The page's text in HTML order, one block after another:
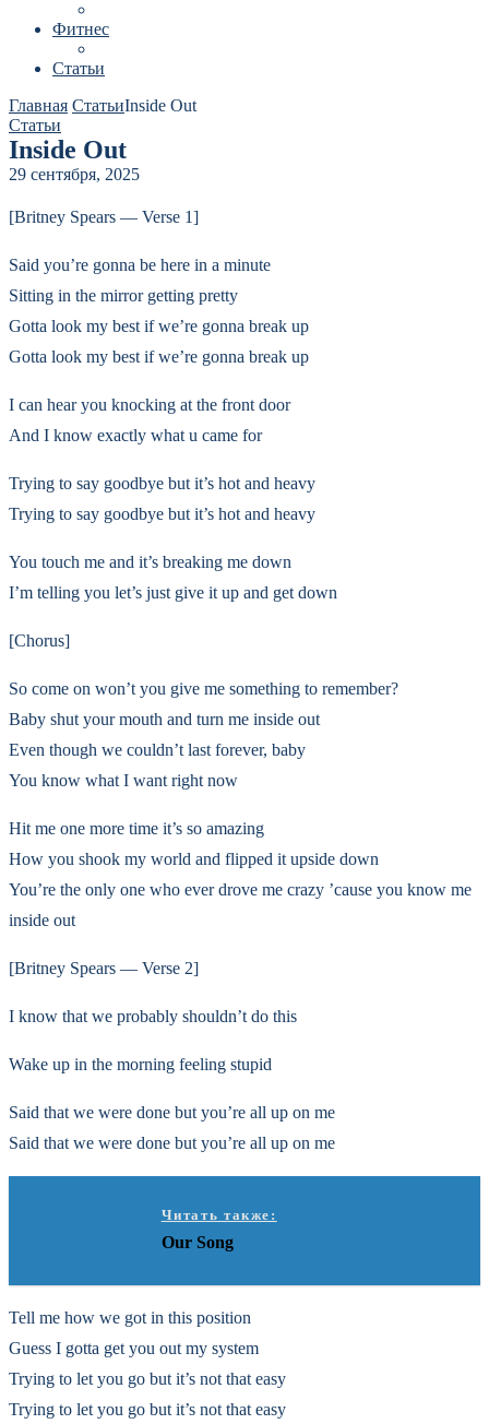
Фитнес
Статьи
Главная СтатьиInside Out
Статьи
Inside Out
29 сентября, 2025
[Britney Spears — Verse 1]
Said you’re gonna be here in a minute
Sitting in the mirror getting pretty
Gotta look my best if we’re gonna break up
Gotta look my best if we’re gonna break up
I can hear you knocking at the front door
And I know exactly what u came for
Trying to say goodbye but it’s hot and heavy
Trying to say goodbye but it’s hot and heavy
You touch me and it’s breaking me down
I’m telling you let’s just give it up and get down
[Chorus]
So come on won’t you give me something to remember?
Baby shut your mouth and turn me inside out
Even though we couldn’t last forever, baby
You know what I want right now
Hit me one more time it’s so amazing
How you shook my world and flipped it upside down
You’re the only one who ever drove me crazy ’cause you know me
inside out
[Britney Spears — Verse 2]
I know that we probably shouldn’t do this
Wake up in the morning feeling stupid
Said that we were done but you’re all up on me
Said that we were done but you’re all up on me
Читать также:
Our Song
Tell me how we got in this position
Guess I gotta get you out my system
Trying to let you go but it’s not that easy
Trying to let you go but it’s not that easy